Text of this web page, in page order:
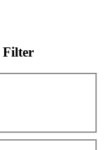
Filter